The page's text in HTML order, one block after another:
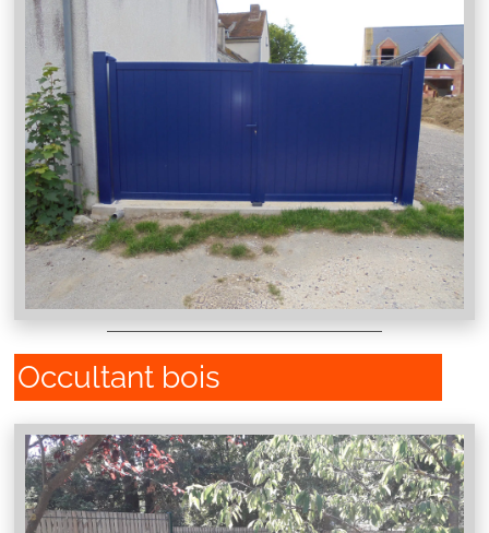
Occultant bois